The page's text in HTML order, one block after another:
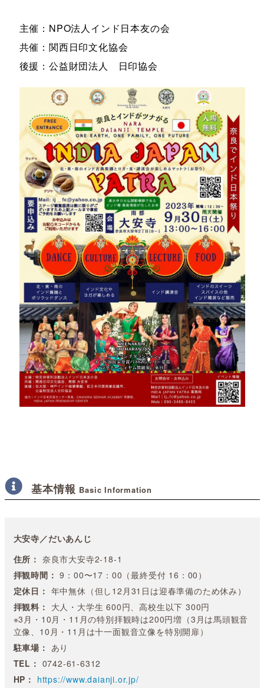
主催：NPO法人インド日本友の会
共催：関西日印文化協会
後援：公益財団法人 日印協会
基本情報 Basic Information
大安寺／だいあんじ
住所： 奈良市大安寺2-18-1
拝観時間： 9：00〜17：00（最終受付 16：00）
定休日： 年中無休（但し12月31日は迎春準備のため休み）
拝観料： 大人・大学生 600円、高校生以下 300円
※3月・10月・11月の特別拝観時は200円増（3月は馬頭観音
立像、10月・11月は十一面観音立像を特別開扉）
駐車場： あり
TEL： 0742-61-6312
HP： https://www.daianji.or.jp/